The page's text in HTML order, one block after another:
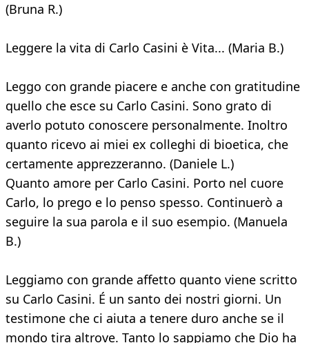
(Bruna R.)
Leggere la vita di Carlo Casini è Vita... (Maria B.)
Leggo con grande piacere e anche con gratitudine
quello che esce su Carlo Casini. Sono grato di
averlo potuto conoscere personalmente. Inoltro
quanto ricevo ai miei ex colleghi di bioetica, che
certamente apprezzeranno. (Daniele L.)
Quanto amore per Carlo Casini. Porto nel cuore
Carlo, lo prego e lo penso spesso. Continuerò a
seguire la sua parola e il suo esempio. (Manuela
B.)
Leggiamo con grande affetto quanto viene scritto
su Carlo Casini. É un santo dei nostri giorni. Un
testimone che ci aiuta a tenere duro anche se il
mondo tira altrove. Tanto lo sappiamo che Dio ha